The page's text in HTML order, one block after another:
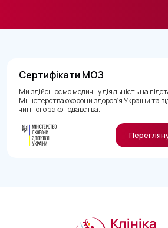
Сертифікати МОЗ
Ми здійснюємо медичну діяльність на
Міністерства охорони здоров’я України та
чинного законодавства.